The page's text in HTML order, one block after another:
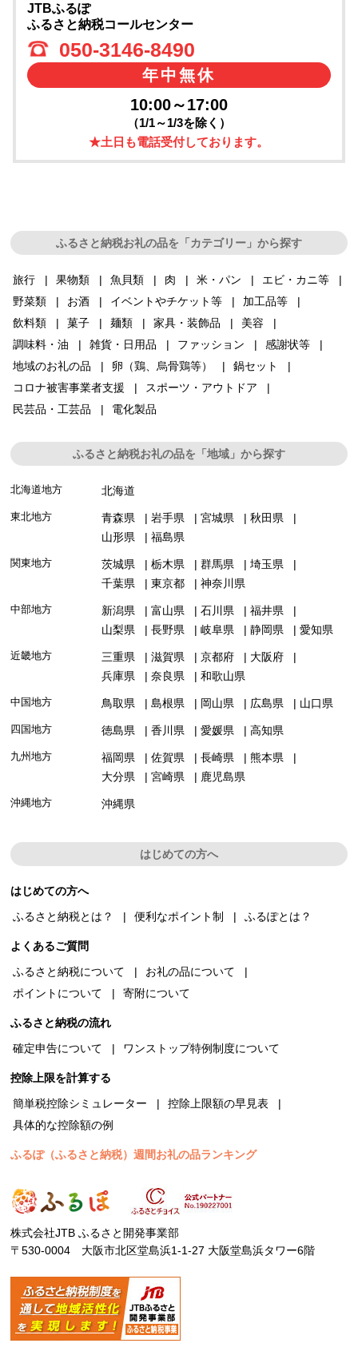
JTBふるぽ
ふるさと納税コールセンター
050-3146-8490
年中無休
10:00～17:00
（1/1～1/3を除く）
★土日も電話受付しております。
ふるさと納税お礼の品を「カテゴリー」から探す
旅行 果物類 魚貝類 肉 米・パン
エビ・カニ等
野菜類
お酒 イベントやチケット等
加工品等
飲料類
菓子 麺類 家具・装飾品
美容
調味料・油
雑貨・日用品 ファッション
感謝状等
地域のお礼の品
卵（鶏、烏骨鶏等）
鍋セット
コロナ被害事業者支援
スポーツ・アウトドア
民芸品・工芸品
電化製品
ふるさと納税お礼の品を「地域」から探す
北海道地方 北海道
東北地方 青森県 岩手県 宮城県
秋田県
山形県
福島県
関東地方 茨城県 栃木県 群馬県
埼玉県
千葉県
東京都 神奈川県
中部地方 新潟県 富山県 石川県
福井県
山梨県
長野県 岐阜県 静岡県 愛知県
近畿地方 三重県 滋賀県 京都府
大阪府
兵庫県
奈良県 和歌山県
中国地方 鳥取県 島根県 岡山県 広島県 山口県
四国地方 徳島県 香川県 愛媛県 高知県
九州地方 福岡県 佐賀県 長崎県
熊本県
大分県
宮崎県 鹿児島県
沖縄地方 沖縄県
はじめての方へ
はじめての方へ
ふるさと納税とは？
便利なポイント制 ふるぽとは？
よくあるご質問
ふるさと納税について
お礼の品について
ポイントについて
寄附について
ふるさと納税の流れ
確定申告について
ワンストップ特例制度について
控除上限を計算する
簡単税控除シミュレーター
控除上限額の早見表
具体的な控除額の例
ふるぽ（ふるさと納税）週間お礼の品ランキング
株式会社JTB ふるさと開発事業部
〒530-0004 大阪市北区堂島浜1-1-27 大阪堂島浜タワー6階